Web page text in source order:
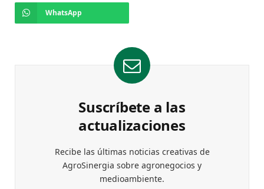
WhatsApp
Suscríbete a las
actualizaciones
Recibe las últimas noticias creativas de
AgroSinergia sobre agronegocios y
medioambiente.